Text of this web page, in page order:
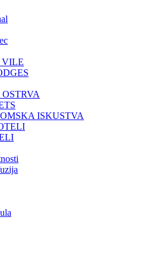
VILE
ISKUSTVA